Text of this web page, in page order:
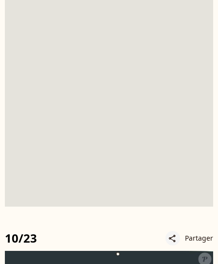
10/23 share Partager